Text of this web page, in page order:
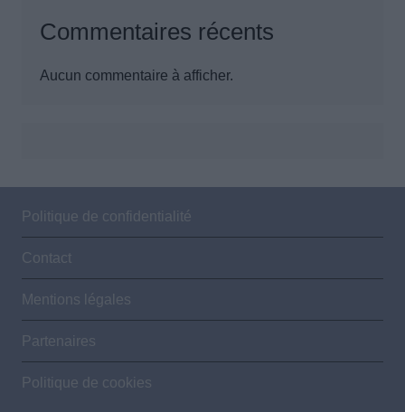
Commentaires récents
Aucun commentaire à afficher.
Politique de confidentialité
Contact
Mentions légales
Partenaires
Politique de cookies